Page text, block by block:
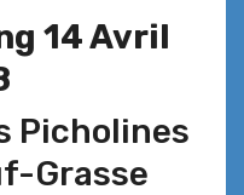
14 Avril
Picholines
Grasse